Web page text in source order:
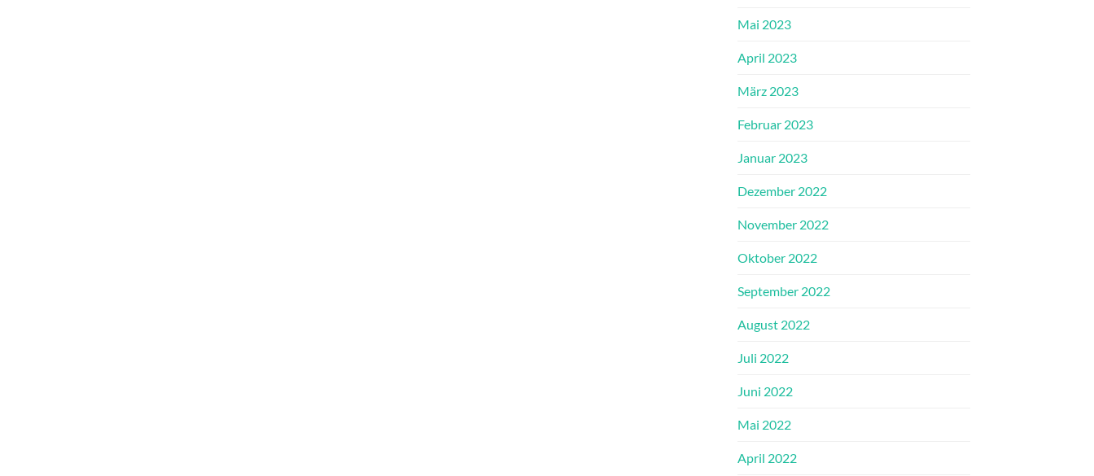
Mai 2023
April 2023
März 2023
Februar 2023
Januar 2023
Dezember 2022
November 2022
Oktober 2022
September 2022
August 2022
Juli 2022
Juni 2022
Mai 2022
April 2022